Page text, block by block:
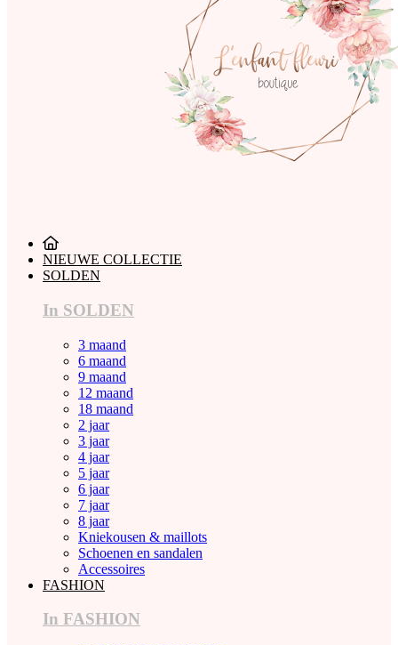
NIEUWE COLLECTIE
SOLDEN
In SOLDEN
3 maand
6 maand
9 maand
12 maand
18 maand
2 jaar
3 jaar
4 jaar
5 jaar
6 jaar
7 jaar
8 jaar
Kniekousen & maillots
Schoenen en sandalen
Accessoires
FASHION
In FASHION